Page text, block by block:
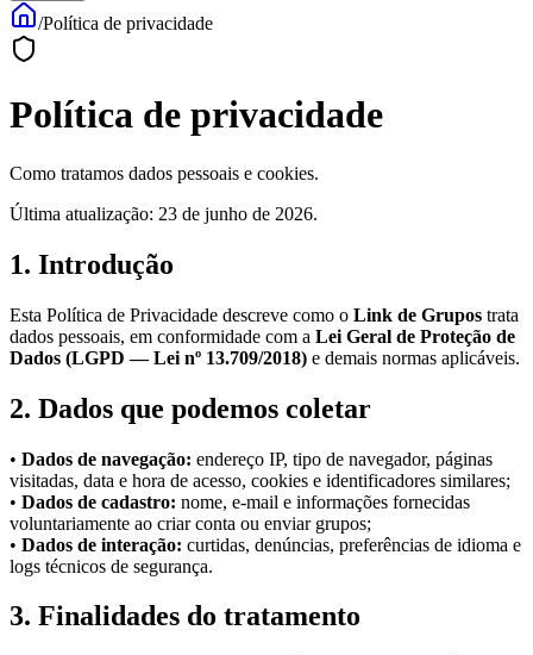
/Política de privacidade
Política de privacidade
Como tratamos dados pessoais e cookies.
Última atualização: 23 de junho de 2026.
1. Introdução
Esta Política de Privacidade descreve como o Link de Grupos trata
dados pessoais, em conformidade com a Lei Geral de Proteção de
Dados (LGPD — Lei nº 13.709/2018) e demais normas aplicáveis.
2. Dados que podemos coletar
• Dados de navegação: endereço IP, tipo de navegador, páginas
visitadas, data e hora de acesso, cookies e identificadores similares;
• Dados de cadastro: nome, e-mail e informações fornecidas
voluntariamente ao criar conta ou enviar grupos;
• Dados de interação: curtidas, denúncias, preferências de idioma e
logs técnicos de segurança.
3. Finalidades do tratamento